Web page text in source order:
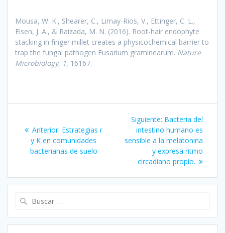
Mousa, W. K., Shearer, C., Limay-Rios, V., Ettinger, C. L.,
Eisen, J. A., & Raizada, M. N. (2016). Root-hair endophyte
stacking in finger millet creates a physicochemical barrier to
trap the fungal pathogen Fusarium graminearum. Nature
Microbiology, 1, 16167.
de
entradas
Anterior: Entrada
anterior:
Estrategias r
y K en comunidades
bacterianas de suelo
Siguiente: Siguiente
entrada:
Bacteria del
intestino humano es
sensible a la melatonina
y expresa ritmo
circadiano propio.